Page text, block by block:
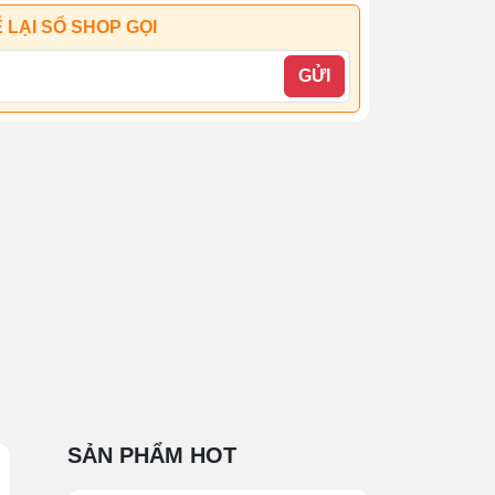
LẠI SỐ SHOP GỌI
GỬI
SẢN PHẨM HOT